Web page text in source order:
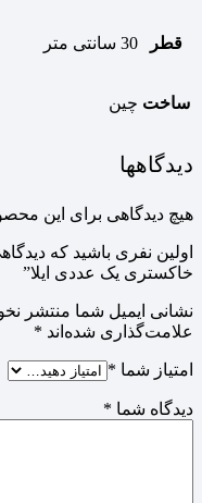
قطر 30 سانتی متر
ساخت چین
دیدگاهها
هیچ دیدگاهی برای این
اولین نفری باشید که
خاکستری یک عددی ایلا”
نشانی ایمیل شما منتشر
علامت‌گذاری شده‌اند *
امتیاز شما *
دیدگاه شما *